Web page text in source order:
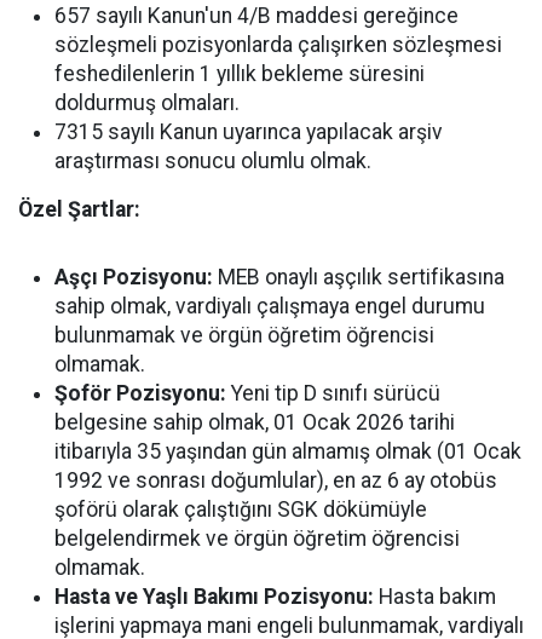
657 sayılı Kanun'un 4/B maddesi gereğince
sözleşmeli pozisyonlarda çalışırken sözleşmesi
feshedilenlerin 1 yıllık bekleme süresini
doldurmuş olmaları.
7315 sayılı Kanun uyarınca yapılacak arşiv
araştırması sonucu olumlu olmak.
Özel Şartlar:
Aşçı Pozisyonu: MEB onaylı aşçılık sertifikasına
sahip olmak, vardiyalı çalışmaya engel durumu
bulunmamak ve örgün öğretim öğrencisi
olmamak.
Şoför Pozisyonu: Yeni tip D sınıfı sürücü
belgesine sahip olmak, 01 Ocak 2026 tarihi
itibarıyla 35 yaşından gün almamış olmak (01 Ocak
1992 ve sonrası doğumlular), en az 6 ay otobüs
şoförü olarak çalıştığını SGK dökümüyle
belgelendirmek ve örgün öğretim öğrencisi
olmamak.
Hasta ve Yaşlı Bakımı Pozisyonu: Hasta bakım
işlerini yapmaya mani engeli bulunmamak, vardiyalı